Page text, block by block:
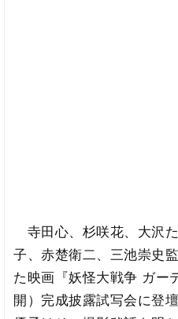
寺田心、杉咲花、大沢
子、赤楚衛二、三池崇史
た映画『妖怪大戦争 ガー
開）完成披露試写会に登